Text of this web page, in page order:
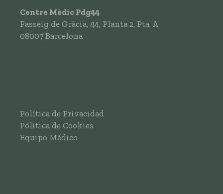
Centre Mèdic Pdg44
Passeig de Gràcia, 44, Planta 2, Pta. A
08007 Barcelona
Política de Privacidad
Pólitica de Cookies
Equipo Médico